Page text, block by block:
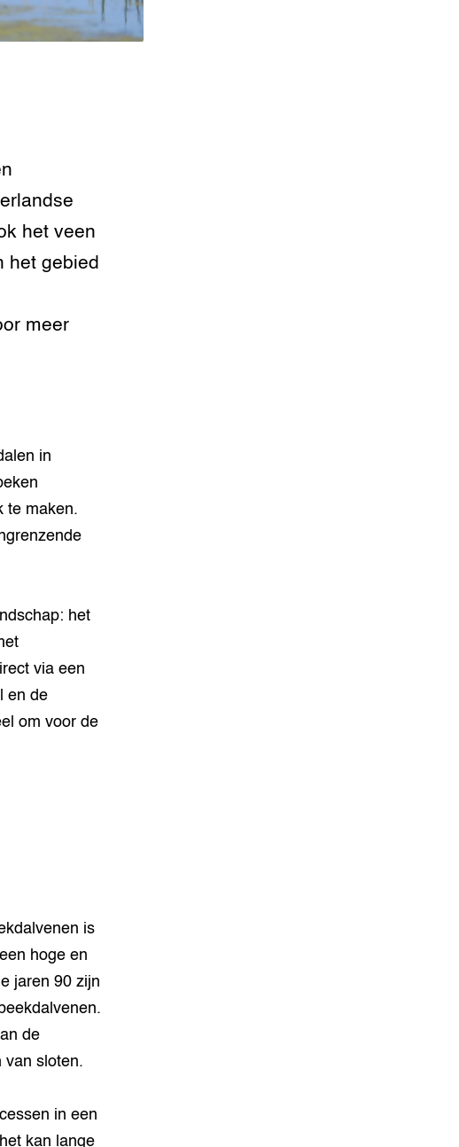
het veen
het gebied
meer
in
te maken.
het
via een
en de
om voor de
is
hoge en
jaren 90 zijn
de
van sloten.
in een
kan lange